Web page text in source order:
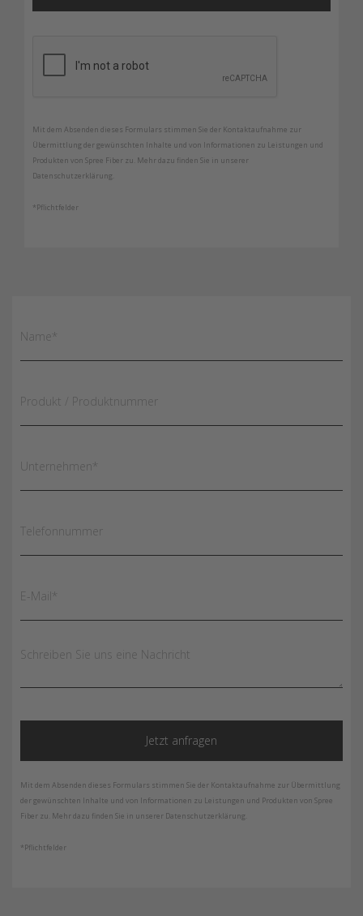
Mit dem Absenden dieses Formulars stimmen Sie der Kontaktaufnahme zur
Übermittlung der gewünschten Inhalte und von Informationen zu Leistungen und
Produkten von Spree Fiber zu. Mehr dazu finden Sie in unserer
Datenschutzerklärung.
*Pflichtfelder
Mit dem Absenden dieses Formulars stimmen Sie der Kontaktaufnahme zur Übermittlung
der gewünschten Inhalte und von Informationen zu Leistungen und Produkten von Spree
Fiber zu. Mehr dazu finden Sie in unserer Datenschutzerklärung.
*Pflichtfelder